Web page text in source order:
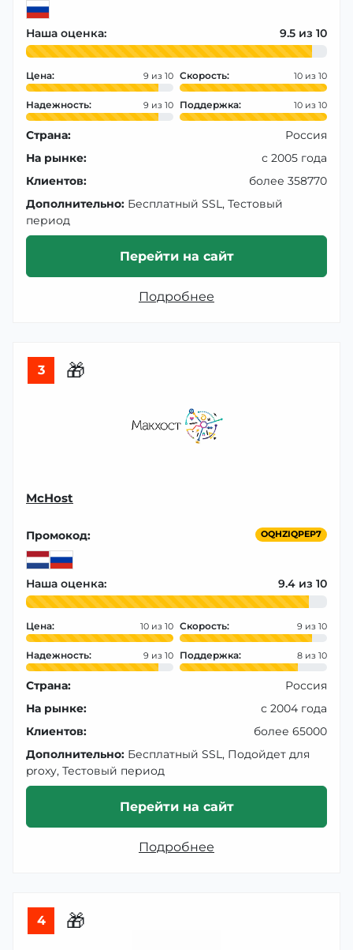
Наша оценка: 9.5
Цена: 9 Скорость: 10
Надежность: 9 Поддержка: 10
Страна:
Россия
На рынке:
с 2005 года
Клиентов:
более 358770
Дополнительно: Бесплатный SSL, Тестовый
период
Перейти на сайт
Подробнее
3 🎁
McHost
Промокод: OQHZIQPEP7
Наша оценка: 9.4
Цена: 10 Скорость: 9
Надежность: 9 Поддержка: 8
Страна:
Россия
На рынке:
с 2004 года
Клиентов:
более 65000
Дополнительно: Бесплатный SSL, Подойдет для
proxy, Тестовый период
Перейти на сайт
Подробнее
4 🎁